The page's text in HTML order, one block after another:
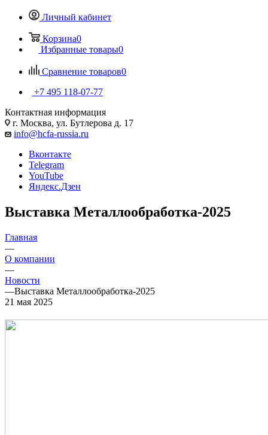
Личный кабинет
Корзина0
Избранные товары0
Сравнение товаров0
+7 495 118-07-77
Контактная информация
г. Москва, ул. Бутлерова д. 17
info@hcfa-russia.ru
Вконтакте
Telegram
YouTube
Яндекс.Дзен
Выставка Металлообработка-2025
Главная
—
О компании
—
Новости
—Выставка Металлообработка-2025
21 мая 2025